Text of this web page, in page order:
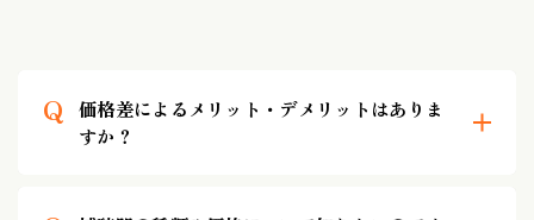
Q
価格差によるメリット・デメリットはありま
すか？